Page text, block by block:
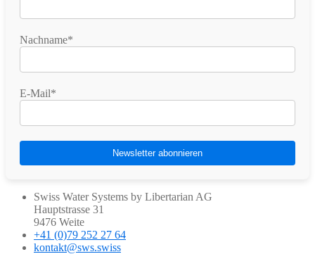
Nachname*
E-Mail*
Swiss Water Systems by Libertarian AG
Hauptstrasse 31
9476 Weite
+41 (0)79 252 27 64
kontakt@sws.swiss